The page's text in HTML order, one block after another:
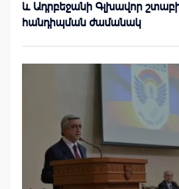
և Ադրբեջանի Գլխավոր
հանդիպման ժամանակ